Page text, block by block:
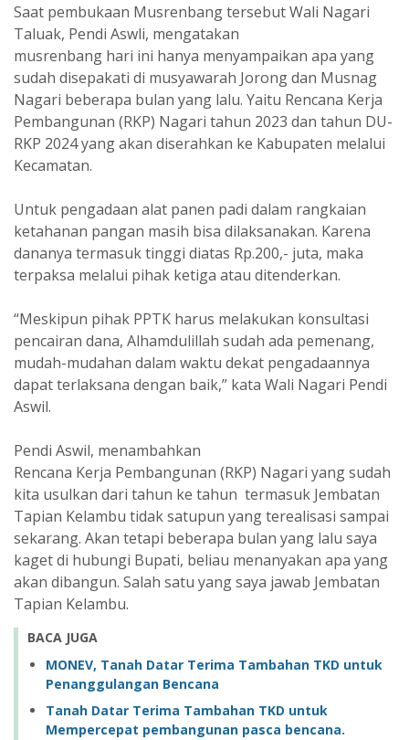
Saat pembukaan Musrenbang tersebut Wali Nagari
Taluak, Pendi Aswli, mengatakan
musrenbang hari ini hanya menyampaikan apa yang
sudah disepakati di musyawarah Jorong dan Musnag
Nagari beberapa bulan yang lalu. Yaitu Rencana Kerja
Pembangunan (RKP) Nagari tahun 2023 dan tahun DU-
RKP 2024 yang akan diserahkan ke Kabupaten melalui
Kecamatan.
Untuk pengadaan alat panen padi dalam rangkaian
ketahanan pangan masih bisa dilaksanakan. Karena
dananya termasuk tinggi diatas Rp.200,- juta, maka
terpaksa melalui pihak ketiga atau ditenderkan.
“Meskipun pihak PPTK harus melakukan konsultasi
pencairan dana, Alhamdulillah sudah ada pemenang,
mudah-mudahan dalam waktu dekat pengadaannya
dapat terlaksana dengan baik,” kata Wali Nagari Pendi
Aswil.
Pendi Aswil, menambahkan
Rencana Kerja Pembangunan (RKP) Nagari yang sudah
kita usulkan dari tahun ke tahun termasuk Jembatan
Tapian Kelambu tidak satupun yang terealisasi sampai
sekarang. Akan tetapi beberapa bulan yang lalu saya
kaget di hubungi Bupati, beliau menanyakan apa yang
akan dibangun. Salah satu yang saya jawab Jembatan
Tapian Kelambu.
BACA JUGA
MONEV, Tanah Datar Terima Tambahan TKD untuk
Penanggulangan Bencana
Tanah Datar Terima Tambahan TKD untuk
Mempercepat pembangunan pasca bencana.